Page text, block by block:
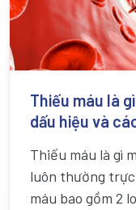
Thiếu máu là
dấu hiệu và
Thiếu máu là gì
luôn thường
máu bao gồm 2